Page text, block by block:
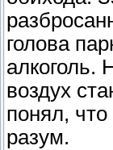
голова
алкоголь.
воздух
понял,
разум.